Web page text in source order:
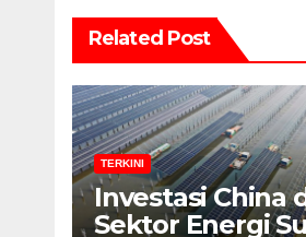
Related Post
TERKINI
Investasi China
Sektor Energi